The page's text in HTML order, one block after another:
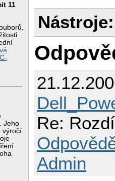
11
C-
Jeho
výročí
Nástroje:
Re:
Admin